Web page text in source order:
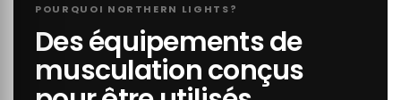
POURQUOI NORTHERN LIGHTS?
Des équipements de
musculation conçus